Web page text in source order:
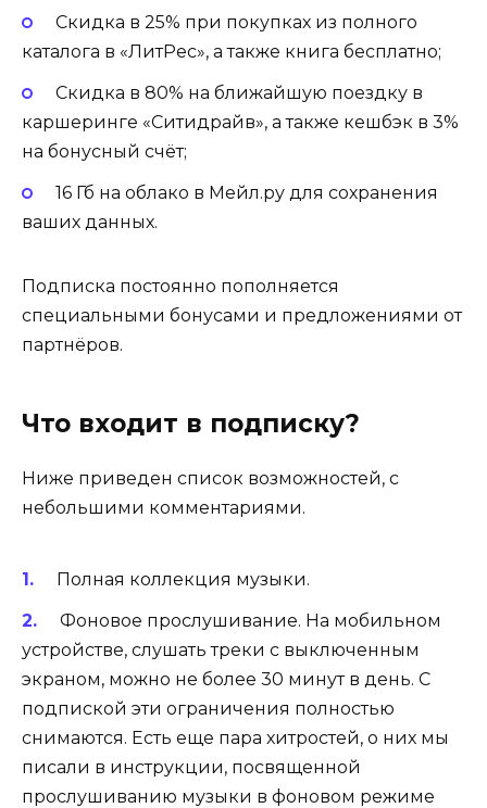
Скидка в 25% при покупках из полного
каталога в «ЛитРес», а также книга бесплатно;
Скидка в 80% на ближайшую поездку в
каршеринге «Ситидрайв», а также кешбэк в 3%
на бонусный счёт;
16 Гб на облако в Мейл.ру для сохранения
ваших данных.
Подписка постоянно пополняется
специальными бонусами и предложениями от
партнёров.
Что входит в подписку?
Ниже приведен список возможностей, с
небольшими комментариями.
Полная коллекция музыки.
Фоновое прослушивание. На мобильном
устройстве, слушать треки с выключенным
экраном, можно не более 30 минут в день. С
подпиской эти ограничения полностью
снимаются. Есть еще пара хитростей, о них мы
писали в инструкции, посвященной
прослушиванию музыки в фоновом режиме